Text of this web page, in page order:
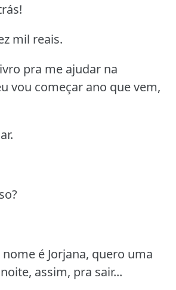
mil reais.
pra me ajudar na
vou começar ano que vem,
é Jorjana, quero uma
assim, pra sair...